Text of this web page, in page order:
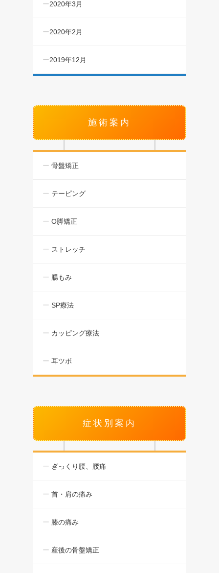
2020年3月
2020年2月
2019年12月
施術案内
骨盤矯正
テーピング
O脚矯正
ストレッチ
腸もみ
SP療法
カッピング療法
耳ツボ
症状別案内
ぎっくり腰、腰痛
首・肩の痛み
膝の痛み
産後の骨盤矯正